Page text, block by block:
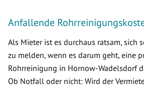
Anfallende
Als Mieter ist es durchaus ratsam, sich
zu melden, wenn es darum geht, eine
Rohrreinigung in Hornow-Wadelsdorf
Ob Notfall oder nicht: Wird der